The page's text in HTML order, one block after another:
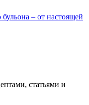
– от настоящей
статьями и